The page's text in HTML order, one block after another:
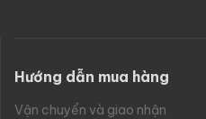
Hướng dẫn mua hàng
Vận chuyển và giao nhận